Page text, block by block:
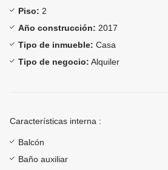
Piso: 2
Año construcción: 2017
Tipo de inmueble: Casa
Tipo de negocio: Alquiler
Características interna :
Balcón
Baño auxiliar